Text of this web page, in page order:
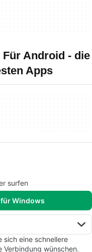
Android - die
Apps
surfen
Windows
sich eine schnellere
Verbindung wünschen.